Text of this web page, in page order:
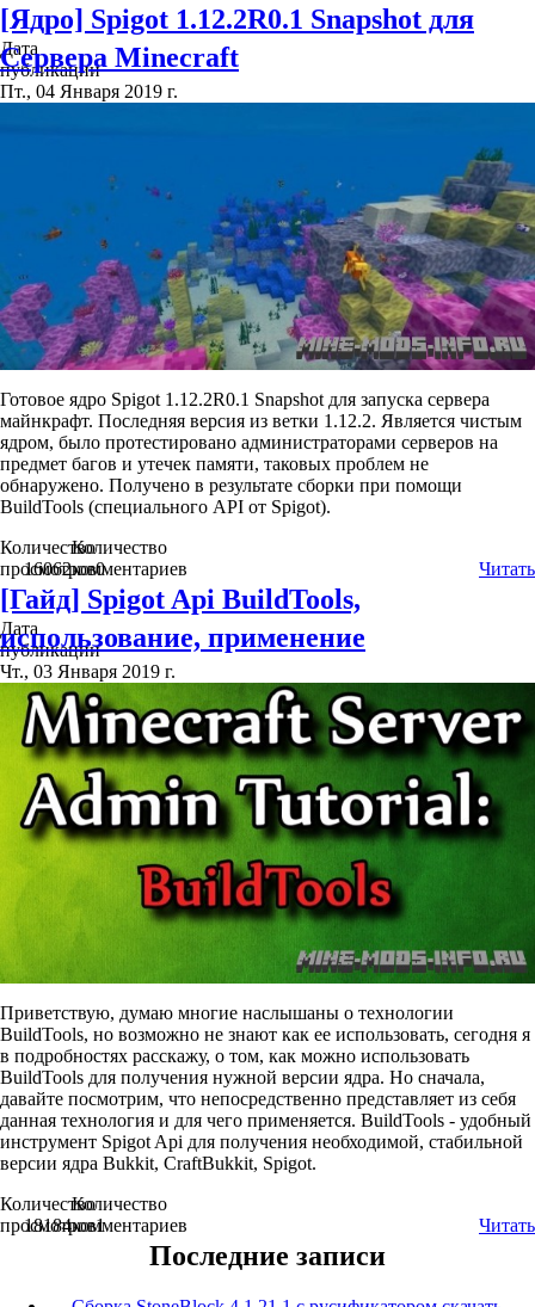
[Ядро] Spigot 1.12.2R0.1 Snapshot для
Сервера Minecraft
Дата
публикации
Пт., 04 Января 2019 г.
Готовое ядро Spigot 1.12.2R0.1 Snapshot для запуска сервера
майнкрафт. Последняя версия из ветки 1.12.2. Является чистым
ядром, было протестировано администраторами серверов на
предмет багов и утечек памяти, таковых проблем не
обнаружено. Получено в результате сборки при помощи
BuildTools (специального API от Spigot).
Количество
просмотров
16062
Количество
комментариев
0 Читать
[Гайд] Spigot Api BuildTools,
использование, применение
Дата
публикации
Чт., 03 Января 2019 г.
Приветствую, думаю многие наслышаны о технологии
BuildTools, но возможно не знают как ее использовать, сегодня я
в подробностях расскажу, о том, как можно использовать
BuildTools для получения нужной версии ядра. Но сначала,
давайте посмотрим, что непосредственно представляет из себя
данная технология и для чего применяется. BuildTools - удобный
инструмент Spigot Api для получения необходимой, стабильной
версии ядра Bukkit, CraftBukkit, Spigot.
Количество
просмотров
18184
Количество
комментариев
1 Читать
Последние записи